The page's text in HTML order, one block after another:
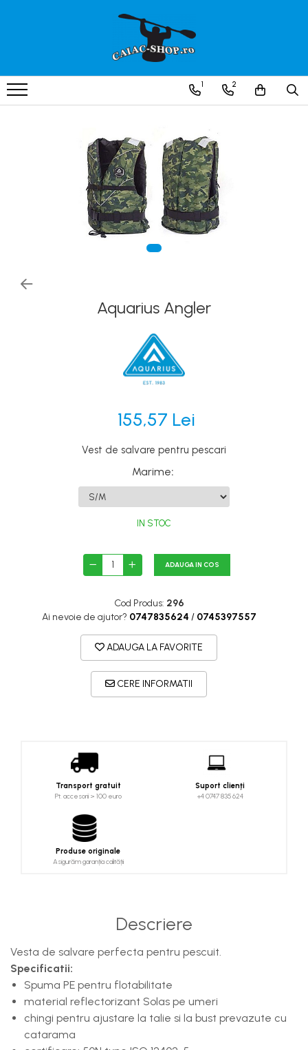
Caiace
Caiace tandem
Caiace de tură și de mare
Caiace de competiție-club
Bărci de rafting
Pagăi canoe și SUP
Padele de ape repezi
Șosete, mănuși, căciuli neopren
Jachete impermeabile
Costume uscate
Haine thermo și protecție UV
Fuste de valuri
1 2
Aquarius Angler
155,57 Lei
Vest de salvare pentru pescari
Marime:
IN STOC
ADAUGA IN COS
Cod Produs: 296
Ai nevoie de ajutor? 0747835624 / 0745397557
ADAUGA LA FAVORITE
CERE INFORMATII
Transport gratuit
Pt. accesorii > 100 euro
Suport clienți
+4 0747 835 624
Produse originale
Asigurăm garanția calității
Descriere
Vesta de salvare perfecta pentru pescuit.
Specificatii:
Spuma PE pentru flotabilitate
material reflectorizant Solas pe umeri
chingi pentru ajustare la talie si la bust prevazute cu
catarama